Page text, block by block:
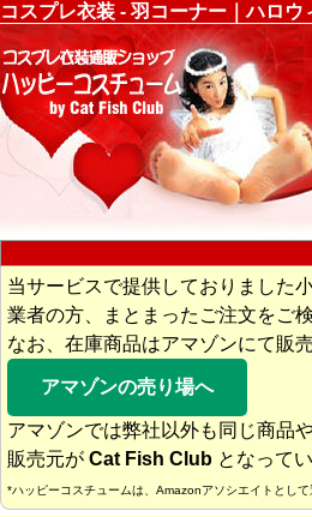
コスプレ衣装 - 羽コーナー｜ハロウ
当サービスで提供しておりました
業者の方、まとまったご注文をご検
なお、在庫商品はアマゾンにて販
アマゾンの売り場へ
アマゾンでは弊社以外も同じ商品
販売元が Cat Fish Club となって
*ハッピーコスチュームは、Amazonアソシエイトとして